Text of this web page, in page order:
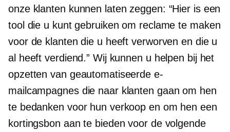
onze klanten kunnen laten zeggen: “Hier is een
tool die u kunt gebruiken om reclame te maken
voor de klanten die u heeft verworven en die u
al heeft verdiend.” Wij kunnen u helpen bij het
opzetten van geautomatiseerde e-
mailcampagnes die naar klanten gaan om hen
te bedanken voor hun verkoop en om hen een
kortingsbon aan te bieden voor de volgende